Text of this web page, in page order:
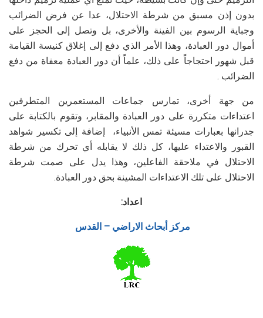
بدون إذن مسبق من شرطة الاحتلال، عدا عن فرض الضرائب
وجباية الرسوم بين الفينة والأخرى، بل وتصل إلى الحجز على
أموال دور العبادة، وهذا الأمر الذي دفع إلى إغلاق كنيسة القيامة
قبل شهور احتجاجاً على ذلك، علماً أن دور العبادة معفاة من دفع
الضرائب .
من جهة أخرى، تمارس جماعات المستعمرين المتطرفين
اعتداءات متكررة على دور العبادة والمقابر، وتقوم بالكتابة على
جدرانها بعبارات مسيئة تمس الأنبياء، إضافة إلى تكسير شواهد
القبور والاعتداء عليها، كل ذلك لا يقابله أي تحرك من شرطة
الاحتلال في ملاحقة الفاعلين، وهذا يدل على صمت شرطة
الاحتلال على تلك الاعتداءات المشينة بحق دور العبادة.
اعداد:
مركز أبحاث الاراضي – القدس